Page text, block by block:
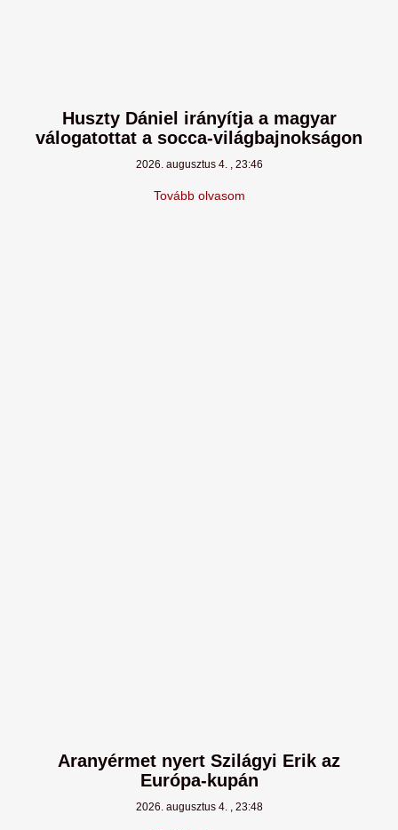
Huszty Dániel irányítja a magyar
válogatottat a socca-világbajnokságon
2026. augusztus 4. 23:46
Tovább olvasom
Aranyérmet nyert Szilágyi Erik az
Európa-kupán
2026. augusztus 4. 23:48